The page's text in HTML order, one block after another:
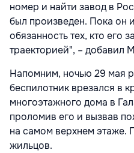
номер и найти завод в
был произведен. Пока он
обязанность тех, кто его
траекторией", – добавил
Напомним, ночью 29 мая
беспилотник врезался в
многоэтажного дома в
проломив его и вызвав
на самом верхнем этаже.
жильцов.